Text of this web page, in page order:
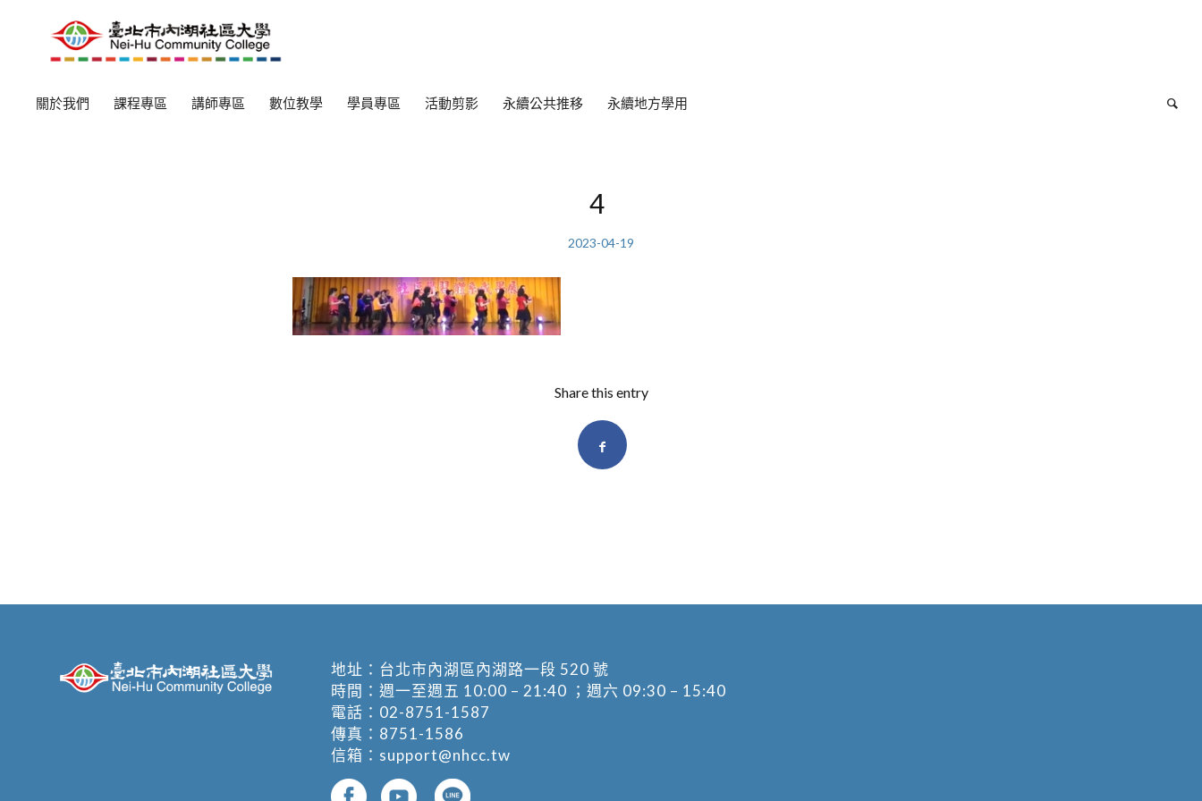
關於我們 課程專區 講師專區 數位教學 學員專區 活動剪影 永續公共推移 永續地方學用
4
2023-04-19
Share this entry
地址： 台北市內湖區內湖路一段 520 號
時間：週一至週五 10:00 – 21:40 ；週六 09:30 – 15:40
電話： 02-8751-1587
傳真：8751-1586
信箱： support@nhcc.tw